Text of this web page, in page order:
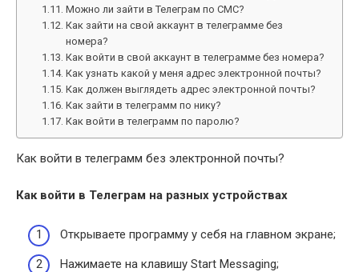
Можно ли зайти в Телеграм по СМС?
Как зайти на свой аккаунт в телеграмме без
номера?
Как войти в свой аккаунт в телеграмме без номера?
Как узнать какой у меня адрес электронной почты?
Как должен выглядеть адрес электронной почты?
Как зайти в телеграмм по нику?
Как войти в телеграмм по паролю?
Как войти в телеграмм без электронной почты?
Как войти в Телеграм на разных устройствах
Открываете программу у себя на главном экране;
Нажимаете на клавишу Start Messaging;